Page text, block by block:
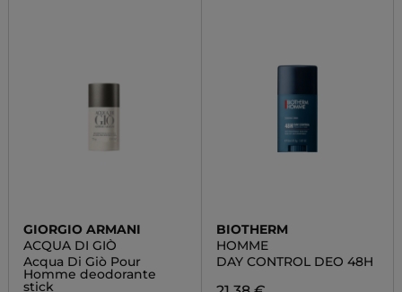
GIORGIO ARMANI
ACQUA DI GIÒ
Acqua Di Giò Pour
Homme deodorante
stick
BIOTHERM
HOMME
DAY CONTROL DEO 48H